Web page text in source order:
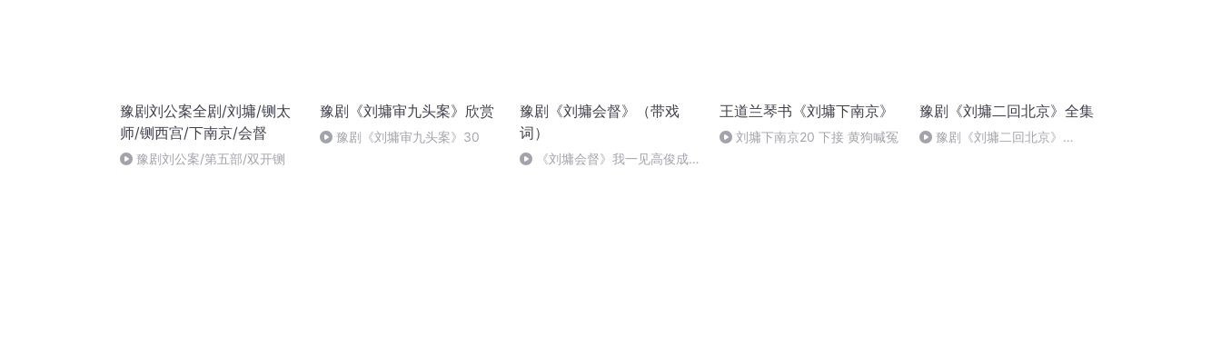
豫剧刘公案全剧/刘墉/铡太
师/铡西宫/下南京/会督
豫剧刘公案/第五部/双开铡
豫剧《刘墉审九头案》欣赏
豫剧《刘墉审九头案》30
豫剧《刘墉会督》（带戏
词）
《刘墉会督》我一见高俊成跪
王道兰琴书《刘墉下南京》
刘墉下南京20 下接 黄狗喊冤
豫剧《刘墉二回北京》全集
豫剧《刘墉二回北京》